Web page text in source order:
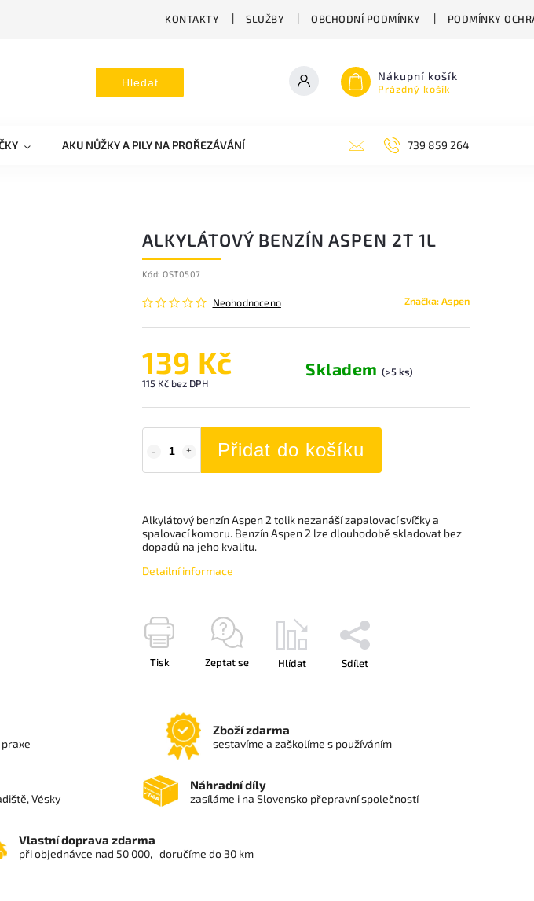
KONTAKTY SLUŽBY OBCHODNÍ PODMÍNKY PODMÍNKY
Hledat Nákupní košík
Prázdný košík
AKU NŮŽKY A PILY NA PROŘEZÁVÁNÍ ZAHRADNÍ NŮŽKY ZAHRADNÍ NÁŘADÍ STIGA
739 859 264
ALKYLÁTOVÝ BENZÍN ASPEN 2T 1L
Kód: OST0507
Neohodnoceno Značka:Aspen
139 Kč
115 Kč bez DPH
Skladem(>5 ks)
Přidat do košíku
Alkylátový benzín Aspen 2 tolik nezanáší zapalovací svíčky a
spalovací komoru. Benzín Aspen 2 lze dlouhodobě skladovat bez
dopadů na jeho kvalitu.
Detailní informace
Tisk Zeptat se Hlídat Sdílet
Zboží zdarma
sestavíme a zaškolíme s používáním
Vésky
Náhradní díly
zasíláme i na Slovensko přepravní společností
Vlastní doprava zdarma
při objednávce nad 50 000,- doručíme do 30 km